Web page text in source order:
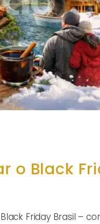
o Black
Friday Brasil –